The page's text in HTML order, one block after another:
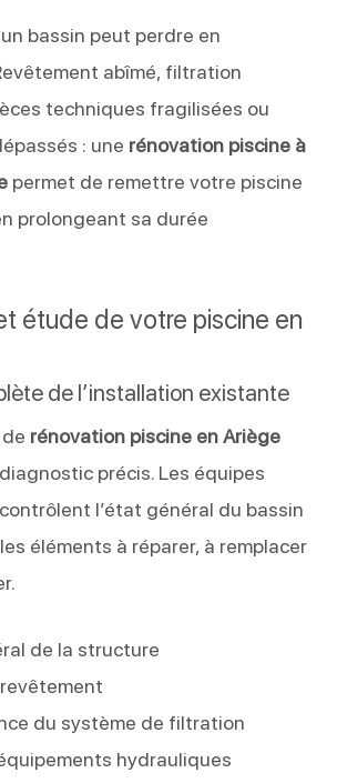
bassin peut perdre en
abîmé, filtration
techniques fragilisées ou
: une rénovation piscine à
permet de remettre votre piscine
prolongeant sa durée
étude de votre piscine en
de l’installation existante
rénovation piscine en Ariège
précis. Les équipes
l’état général du bassin
éléments à réparer, à remplacer
de la structure
du système de filtration
hydrauliques